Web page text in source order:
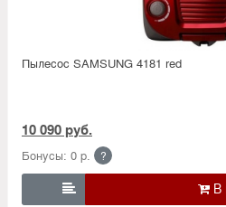
Пылесос SAMSUNG 4181 red
10 090 руб.
Бонусы: 0 р. ?
